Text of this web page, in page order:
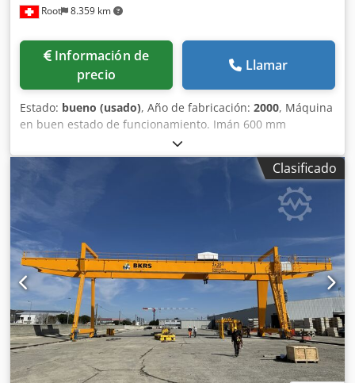
Root 8.359 km
Información de
precio
Llamar
Estado: bueno (usado), Año de fabricación: 2000, Máquina
en buen estado de funcionamiento. Imán 600 mm
Clasificado